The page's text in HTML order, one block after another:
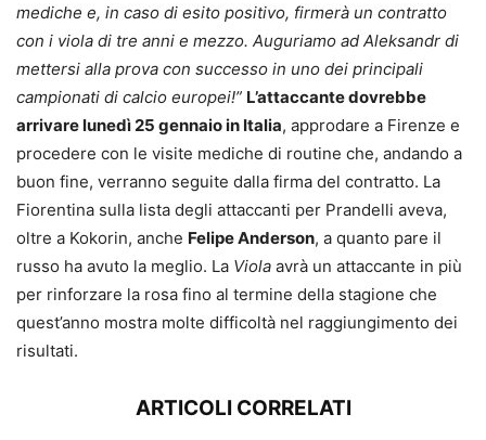
mediche e, in caso di esito positivo, firmerà un contratto
con i viola di tre anni e mezzo. Auguriamo ad Aleksandr di
mettersi alla prova con successo in uno dei principali
campionati di calcio europei!” L’attaccante dovrebbe
arrivare lunedì 25 gennaio in Italia, approdare a Firenze e
procedere con le visite mediche di routine che, andando a
buon fine, verranno seguite dalla firma del contratto. La
Fiorentina sulla lista degli attaccanti per Prandelli aveva,
oltre a Kokorin, anche Felipe Anderson, a quanto pare il
russo ha avuto la meglio. La Viola avrà un attaccante in più
per rinforzare la rosa fino al termine della stagione che
quest’anno mostra molte difficoltà nel raggiungimento dei
risultati.
ARTICOLI CORRELATI